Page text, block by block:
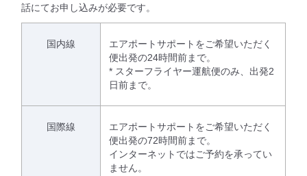
話にてお申し込みが必要です。
国内線
エアポートサポートをご希望いただく
便出発の24時間前まで。
* スターフライヤー運航便のみ、出発2
日前まで。
国際線
エアポートサポートをご希望いただく
便出発の72時間前まで。
インターネットではご予約を承ってい
ません。